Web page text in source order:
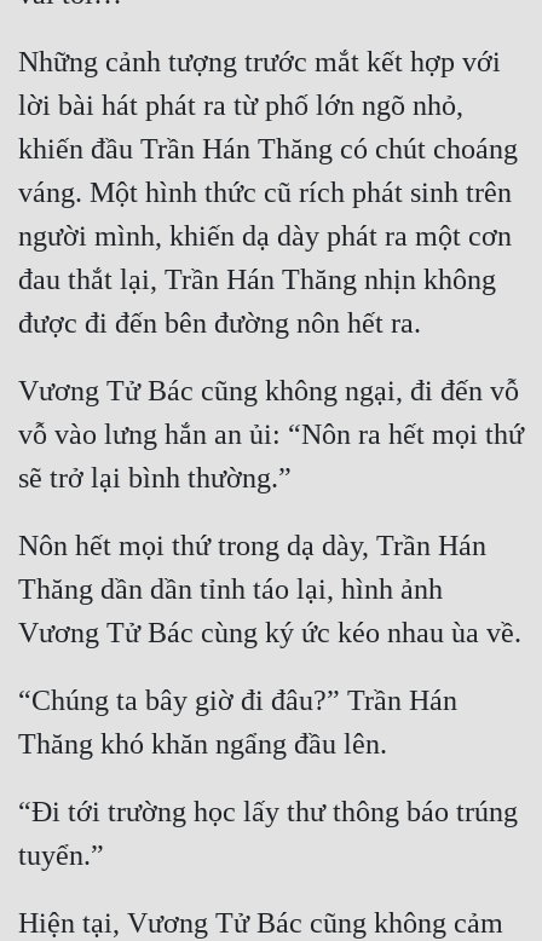
Những cảnh tượng trước mắt kết hợp với
lời bài hát phát ra từ phố lớn ngõ nhỏ,
khiến đầu Trần Hán Thăng có chút choáng
váng. Một hình thức cũ rích phát sinh trên
người mình, khiến dạ dày phát ra một cơn
đau thắt lại, Trần Hán Thăng nhịn không
Vương Tử Bác cũng không ngại, đi đến vỗ
vỗ vào lưng hắn an ủi: “Nôn ra hết mọi thứ
Nôn hết mọi thứ trong dạ dày, Trần Hán
Thăng dần dần tỉnh táo lại, hình ảnh
“Chúng ta bây giờ đi đâu?” Trần Hán
“Đi tới trường học lấy thư thông báo trúng
Hiện tại, Vương Tử Bác cũng không cảm